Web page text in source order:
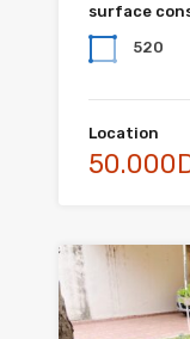
surface
520
Location